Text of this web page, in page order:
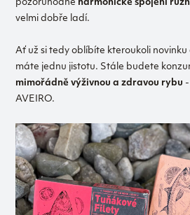
pozoruhodně harmonické spojení
velmi dobře ladí.
Ať už si tedy oblíbíte kteroukoli novinku
máte jednu jistotu. Stále budete
mimořádně výživnou a zdravou rybu
AVEIRO.